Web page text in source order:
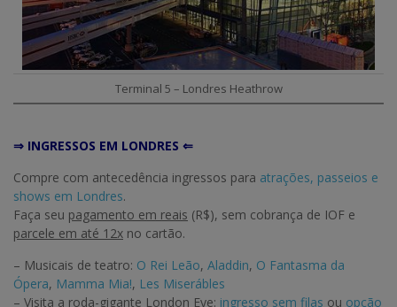
Terminal 5 – Londres Heathrow
⇒ INGRESSOS EM LONDRES ⇐
Compre com antecedência ingressos para atrações, passeios e
shows em Londres.
Faça seu pagamento em reais (R$), sem cobrança de IOF e
parcele em até 12x no cartão.
– Musicais de teatro: O Rei Leão, Aladdin, O Fantasma da
Ópera, Mamma Mia!, Les Miserábles
– Visita a roda-gigante London Eye: ingresso sem filas ou opção